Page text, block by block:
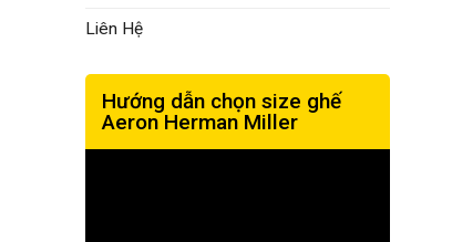
Liên Hệ
Hướng dẫn chọn size ghế
Aeron Herman Miller